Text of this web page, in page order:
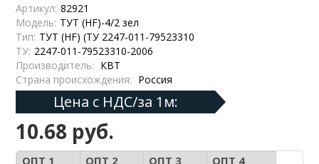
Артикул: 82921
Модель: ТУТ (HF)-4/2 зел
Тип: ТУТ (HF) (ТУ 2247-011-79523310
ТУ: 2247-011-79523310-2006
Производитель: КВТ
Страна происхождения: Россия
Цена с НДС/за 1м:
10.68 руб.
ОПТ 1 ОПТ 2 ОПТ 3 ОПТ 4